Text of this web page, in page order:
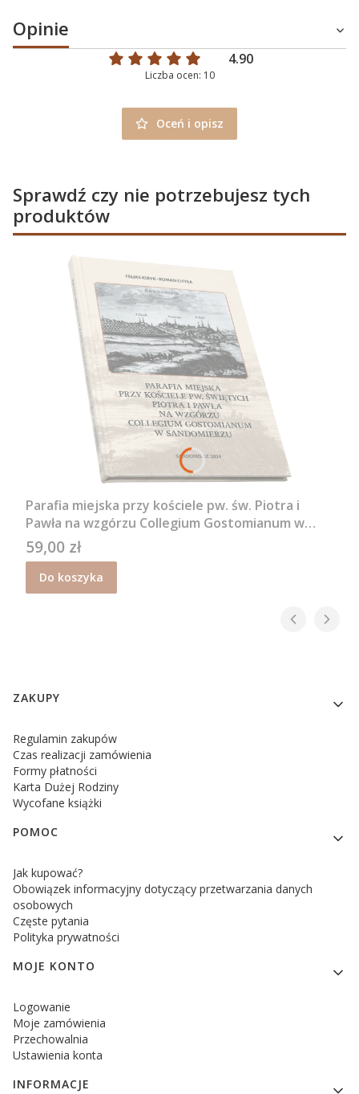
Opinie
4.90
Liczba ocen: 10
Oceń i opisz
Sprawdź czy nie potrzebujesz tych
produktów
Parafia miejska przy kościele pw. św. Piotra i
Pawła na wzgórzu Collegium Gostomianum w
Sandomierzu - Feliks Kiryk, Roman Chyła
Cena
59,00 zł
Do koszyka
Linki w stopce
ZAKUPY
Regulamin zakupów
Czas realizacji zamówienia
Formy płatności
Karta Dużej Rodziny
Wycofane książki
POMOC
Jak kupować?
Obowiązek informacyjny dotyczący przetwarzania danych
osobowych
Częste pytania
Polityka prywatności
MOJE KONTO
Logowanie
Moje zamówienia
Przechowalnia
Ustawienia konta
INFORMACJE